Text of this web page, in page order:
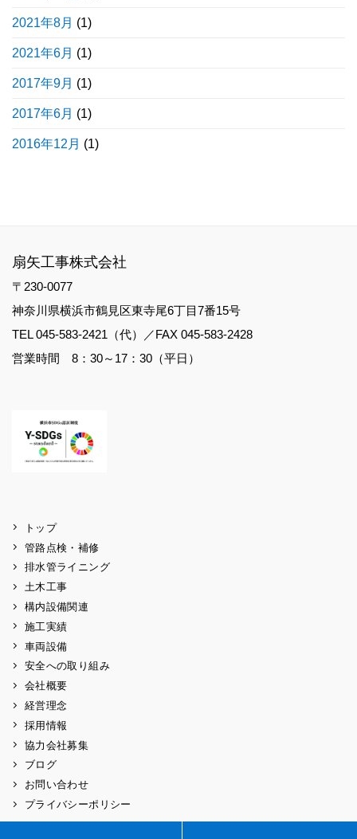
2021年8月 (1)
2021年6月 (1)
2017年9月 (1)
2017年6月 (1)
2016年12月 (1)
扇矢工事株式会社
〒230-0077
神奈川県横浜市鶴見区東寺尾6丁目7番15号
TEL 045-583-2421（代）／FAX 045-583-2428
営業時間 8：30～17：30（平日）
トップ
管路点検・補修
排水管ライニング
土木工事
構内設備関連
施工実績
車両設備
安全への取り組み
会社概要
経営理念
採用情報
協力会社募集
ブログ
お問い合わせ
プライバシーポリシー